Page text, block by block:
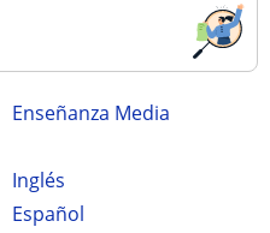
Enseñanza Media
Inglés
Español